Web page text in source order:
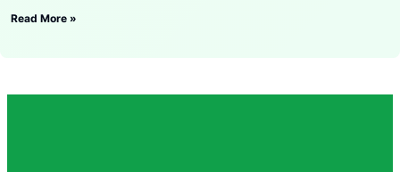
Read More »